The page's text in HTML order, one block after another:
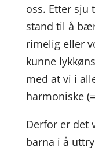
oss. Etter sju
stand til å
rimelig eller
kunne
med at vi i
harmoniske
Derfor er det
barna i å